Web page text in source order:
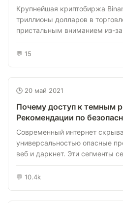
Крупнейшая криптобиржа
триллионы долларов в
пристальным вниманием из-
💬 15
🕒 20 май 2021
Почему доступ к темным
Рекомендации по
Современный интернет
универсальностью опасные
веб и даркнет. Эти сегменты
💬 10.4k